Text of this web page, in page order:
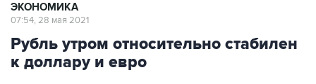
ЭКОНОМИКА
07:54, 28 мая 2021
Рубль утром относительно стабилен
к доллару и евро